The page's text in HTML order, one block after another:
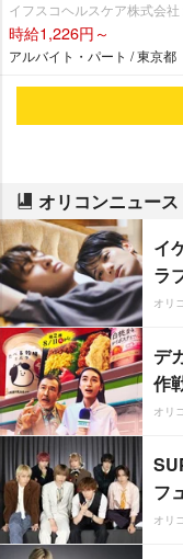
イフスコヘルスケア株式会
時給1,226円～
アルバイト・パート / 東京都
オリコンニュー
イ
ラ
オリ
デ
作
オリ
フ
オリ